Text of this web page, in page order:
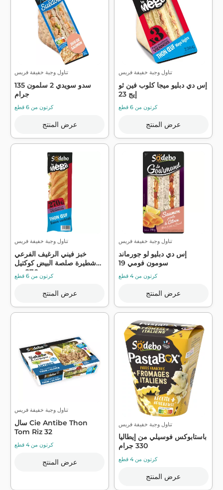
تناول وجبة خفيفة فريس
سدو سويدي 2 سلمون 135
جرام
كرتون من 6 قطع
عرض المنتج
تناول وجبة خفيفة فريس
إس دي دبليو ميجا كلوب فين ثو
إيج 23
كرتون من 6 قطع
عرض المنتج
تناول وجبة خفيفة فريس
خبز فيني الرغيف الفرعي
شطيرة صلصة البيض كوكتيل
كرتون من 6 قطع
عرض المنتج
تناول وجبة خفيفة فريس
إس دي دبليو لو جورماند
سومون فومي 19
كرتون من 4 قطع
عرض المنتج
تناول وجبة خفيفة فريس
سال Cie Antibe Thon
Tom Riz 32
كرتون من 4 قطع
عرض المنتج
تناول وجبة خفيفة فريس
باستابوكس فوسيلي من إيطاليا
330 جرام
كرتون من 4 قطع
عرض المنتج